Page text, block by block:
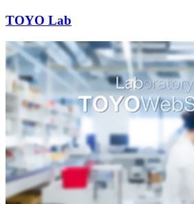
TOYO Lab